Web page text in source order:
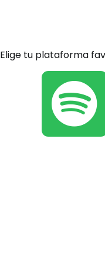
Elige tu plataforma